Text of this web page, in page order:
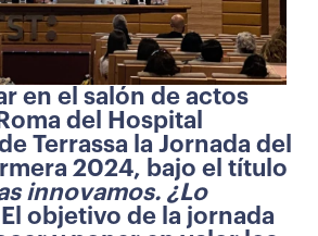
en el salón de actos
del Hospital
Terrassa la Jornada del
2024, bajo el título
innovamos. ¿Lo
El objetivo de la jornada